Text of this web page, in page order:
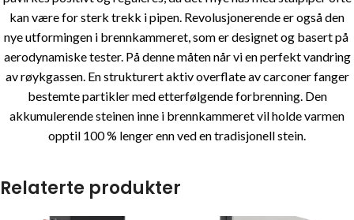
kan være for sterk trekk i pipen. Revolusjonerende er også den
nye utformingen i brennkammeret, som er designet og basert på
aerodynamiske tester. På denne måten når vi en perfekt vandring
av røykgassen. En strukturert aktiv overflate av carconer fanger
bestemte partikler med etterfølgende forbrenning. Den
akkumulerende steinen inne i brennkammeret vil holde varmen
opptil 100 % lenger enn ved en tradisjonell stein.
Relaterte produkter